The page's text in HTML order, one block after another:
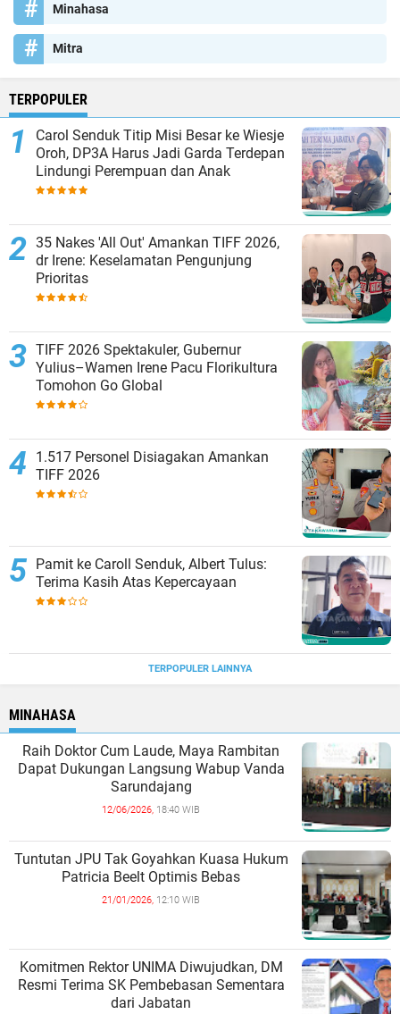
Minahasa
Mitra
TERPOPULER
Carol Senduk Titip Misi Besar ke Wiesje
Oroh, DP3A Harus Jadi Garda Terdepan
Lindungi Perempuan dan Anak
35 Nakes 'All Out' Amankan TIFF 2026,
dr Irene: Keselamatan Pengunjung
Prioritas
TIFF 2026 Spektakuler, Gubernur
Yulius–Wamen Irene Pacu Florikultura
Tomohon Go Global
1.517 Personel Disiagakan Amankan
TIFF 2026
Pamit ke Caroll Senduk, Albert Tulus:
Terima Kasih Atas Kepercayaan
TERPOPULER LAINNYA
MINAHASA
Raih Doktor Cum Laude, Maya Rambitan
Dapat Dukungan Langsung Wabup Vanda
Sarundajang
12/06/2026, 18:40 WIB
Tuntutan JPU Tak Goyahkan Kuasa Hukum
Patricia Beelt Optimis Bebas
21/01/2026, 12:10 WIB
Komitmen Rektor UNIMA Diwujudkan, DM
Resmi Terima SK Pembebasan Sementara
dari Jabatan